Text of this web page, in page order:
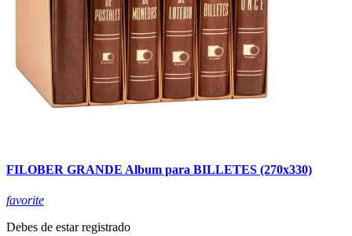
FILOBER GRANDE Album para BILLETES (270x330)
favorite
Debes de estar registrado